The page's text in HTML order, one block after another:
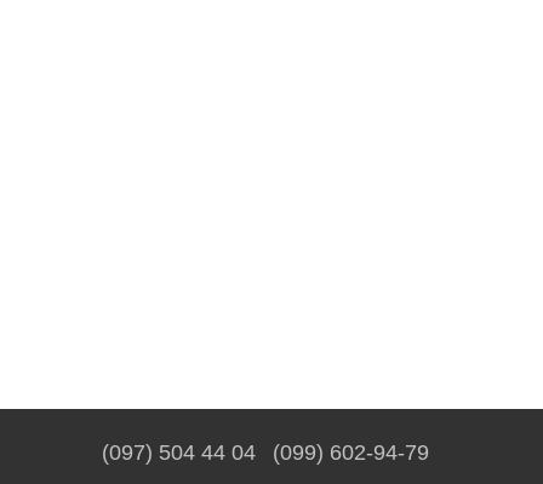
(097) 504 44 04 (099) 602-94-79